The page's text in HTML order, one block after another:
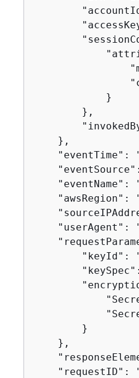
            }
        },
    },
"eventTime":
"eventName":
"awsRegion":
"userAgent":
"keyId":
        }
    },
"requestID":